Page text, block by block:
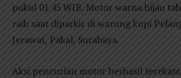
pukul 01.45 WIB. Motor warna hijau
raib saat diparkir di warung kopi
Jerawat, Pakal, Surabaya.
Aksi pencurian motor berhasil